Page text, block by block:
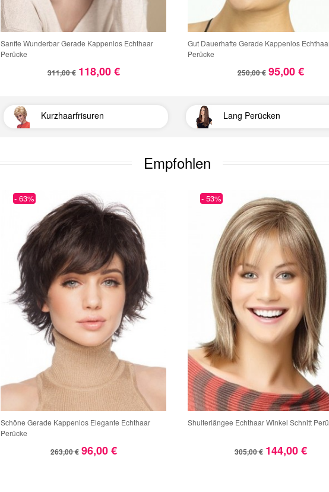
Sanfte Wunderbar Gerade Kappenlos Echthaar
Perücke
311,00 € 118,00 €
Gut Dauerhafte Gerade Kappenlos
Perücke
250,00 € 95,00 €
Kurzhaarfrisuren Lang Perücken
Empfohlen
Schöne Gerade Kappenlos Elegante Echthaar
Perücke
263,00 € 96,00 €
- 63%
Shulterlängee Echthaar Winkel Schnitt
305,00 € 144,00 €
- 53%